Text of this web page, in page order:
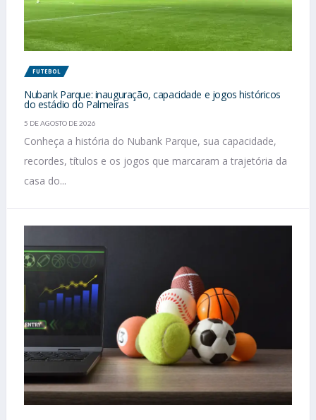
FUTEBOL
Nubank Parque: inauguração, capacidade e jogos históricos
do estádio do Palmeiras
5 DE AGOSTO DE 2026
Conheça a história do Nubank Parque, sua capacidade,
recordes, títulos e os jogos que marcaram a trajetória da
casa do...